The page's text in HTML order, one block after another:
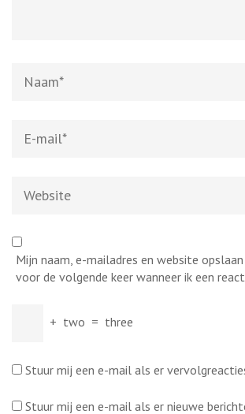
mail*
Mijn naam, e-mailadres en website
voor de volgende keer wanneer ik een
+ two = three
Stuur mij een e-mail als er
Stuur mij een e-mail als er nieuwe